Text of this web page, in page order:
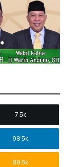
7.5k
98.5k
89.5k